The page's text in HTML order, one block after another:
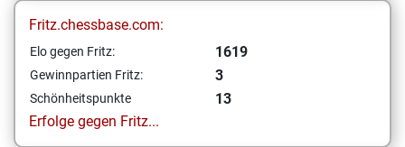
Fritz.chessbase.com:
Elo gegen Fritz: 1619
Gewinnpartien Fritz: 3
Schönheitspunkte
13
Erfolge gegen Fritz...